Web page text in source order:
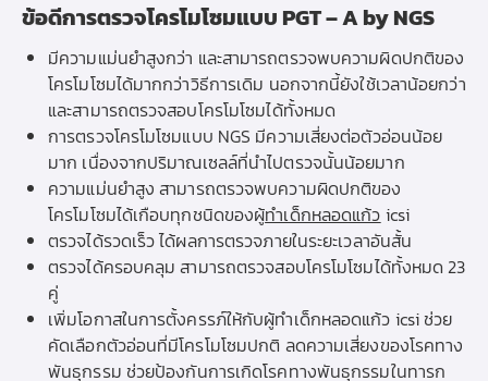
ข้อดีการตรวจโครโมโซมแบบ PGT – A by NGS
มีความแม่นยำสูงกว่า และสามารถตรวจพบความผิดปกติของ
โครโมโซมได้มากกว่าวิธีการเดิม นอกจากนี้ยังใช้เวลาน้อยกว่า
และสามารถตรวจสอบโครโมโซมได้ทั้งหมด
การตรวจโครโมโซมแบบ NGS มีความเสี่ยงต่อตัวอ่อนน้อย
มาก เนื่องจากปริมาณเซลล์ที่นำไปตรวจนั้นน้อยมาก
ความแม่นยำสูง สามารถตรวจพบความผิดปกติของ
โครโมโซมได้เกือบทุกชนิดของผู้ทำเด็กหลอดแก้ว icsi
ตรวจได้รวดเร็ว ได้ผลการตรวจภายในระยะเวลาอันสั้น
ตรวจได้ครอบคลุม สามารถตรวจสอบโครโมโซมได้ทั้งหมด 23
คู่
เพิ่มโอกาสในการตั้งครรภ์ให้กับผู้ทำเด็กหลอดแก้ว icsi ช่วย
คัดเลือกตัวอ่อนที่มีโครโมโซมปกติ ลดความเสี่ยงของโรคทาง
พันธุกรรม ช่วยป้องกันการเกิดโรคทางพันธุกรรมในทารก